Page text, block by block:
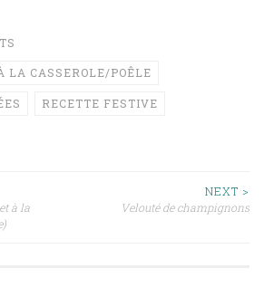
LA CASSEROLE/POÊLE
RECETTE FESTIVE
à la
NEXT >
Velouté de champignons